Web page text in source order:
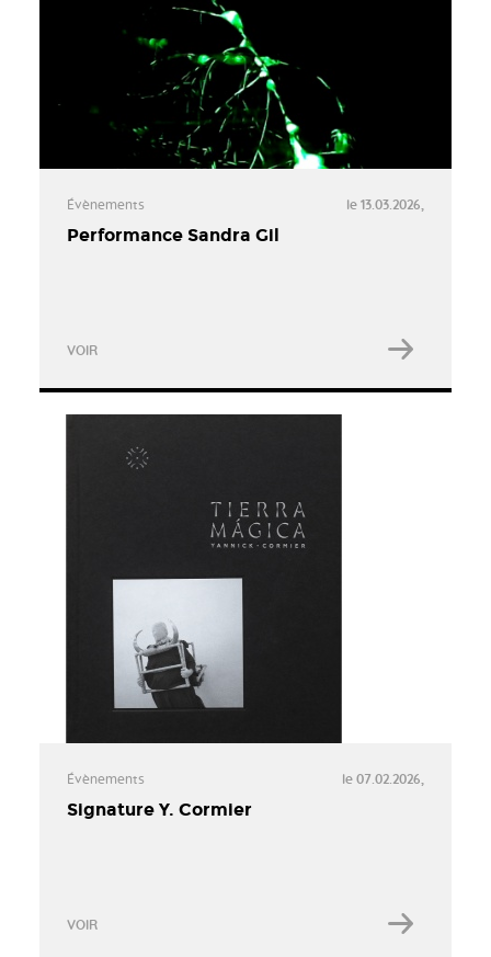
Évènements le 13.03.2026,
Performance Sandra Gil
VOIR
Évènements le 07.02.2026,
Signature Y. Cormier
VOIR